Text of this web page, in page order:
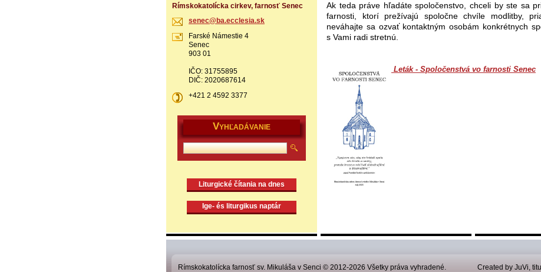
Ak teda práve hľadáte spoločenstvo, chceli by ste sa
farnosti, ktorí prežívajú spoločne chvíle modlitby,
neváhajte sa ozvať kontaktným osobám konkrétnych
s Vami radi stretnú.
Leták - Spoločenstvá vo farnosti Senec
Rímskokatolícka cirkev, farnosť Senec
senec@ba.ecclesia.sk
Farské Námestie 4
Senec
903 01
IČO: 31755895
DIČ: 2020687614
+421 2 4592 3377
VYHĽADÁVANIE
Liturgické čítania na dnes
Ige- és liturgikus naptár
Rímskokatolícka farnosť sv. Mikuláša v Senci © 2012-2026 Všetky práva vyhradené. Created by JuVi,